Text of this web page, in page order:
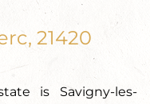
21420
is Savigny-les-